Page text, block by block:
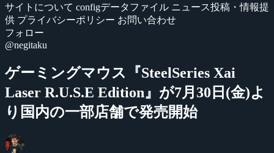
サイトについて configデータファイル ニュース投稿・情報提
供 プライバシーポリシー お問い合わせ
フォロー
@negitaku
ゲーミングマウス『SteelSeries Xai
Laser R.U.S.E Edition』が7月30日(金)よ
り国内の一部店舗で発売開始